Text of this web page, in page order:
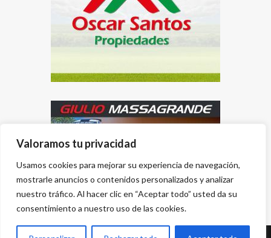
Valoramos tu privacidad
Usamos cookies para mejorar su experiencia de navegación,
mostrarle anuncios o contenidos personalizados y analizar
nuestro tráfico. Al hacer clic en “Aceptar todo” usted da su
consentimiento a nuestro uso de las cookies.